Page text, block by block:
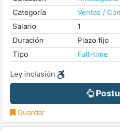
Categoría
Ventas /
Salario
1
Duración
Plazo fijo
Tipo
Full-time
Ley inclusión
Guardar